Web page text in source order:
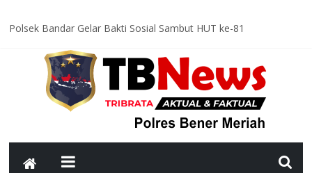
Polsek Bandar Gelar Bakti Sosial Sambut HUT ke-81
Satlantas Polres Bener Meriah Intensifkan Patroli Malam, Cegah
Balap Liar dan Tekan Angka Kecelakaan
Asah Kemampuan Personel, Polres Bener Meriah Gelar Latihan
Dalmas Tingkatkan Kesiapsiagaan Hadapi Gangguan Kamtibmas
Patroli Malam Polsek Wih Pesam Intensifkan Antisipasi
Ajak Warga Tingkatkan Kewaspadaan dan Jaga Kamtibmas